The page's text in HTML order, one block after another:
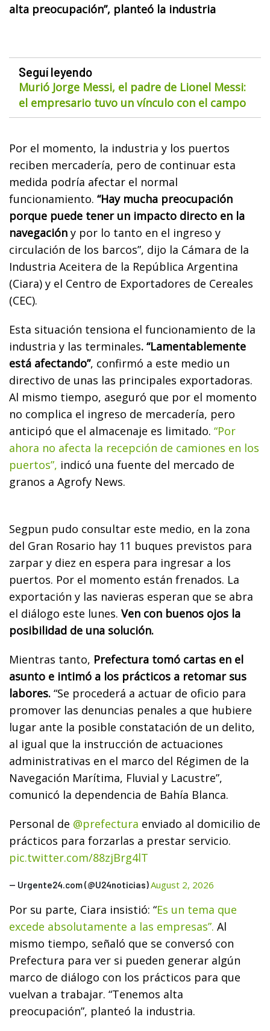
alta preocupación”, planteó la industria
Seguí leyendo
Murió Jorge Messi, el padre de Lionel Messi:
el empresario tuvo un vínculo con el campo
Por el momento, la industria y los puertos
reciben mercadería, pero de continuar esta
medida podría afectar el normal
funcionamiento. “Hay mucha preocupación
porque puede tener un impacto directo en la
navegación y por lo tanto en el ingreso y
circulación de los barcos”, dijo la Cámara de la
Industria Aceitera de la República Argentina
(Ciara) y el Centro de Exportadores de Cereales
(CEC).
Esta situación tensiona el funcionamiento de la
industria y las terminales. “Lamentablemente
está afectando”, confirmó a este medio un
directivo de unas las principales exportadoras.
Al mismo tiempo, aseguró que por el momento
no complica el ingreso de mercadería, pero
anticipó que el almacenaje es limitado. “Por
ahora no afecta la recepción de camiones en los
puertos”, indicó una fuente del mercado de
granos a Agrofy News.
Segpun pudo consultar este medio, en la zona
del Gran Rosario hay 11 buques previstos para
zarpar y diez en espera para ingresar a los
puertos. Por el momento están frenados. La
exportación y las navieras esperan que se abra
el diálogo este lunes. Ven con buenos ojos la
posibilidad de una solución.
Mientras tanto, Prefectura tomó cartas en el
asunto e intimó a los prácticos a retomar sus
labores. “Se procederá a actuar de oficio para
promover las denuncias penales a que hubiere
lugar ante la posible constatación de un delito,
al igual que la instrucción de actuaciones
administrativas en el marco del Régimen de la
Navegación Marítima, Fluvial y Lacustre”,
comunicó la dependencia de Bahía Blanca.
Personal de @prefectura enviado al domicilio de
prácticos para forzarlas a prestar servicio.
pic.twitter.com/88zjBrg4lT
— Urgente24.com (@U24noticias)August 2, 2026
Por su parte, Ciara insistió: “Es un tema que
excede absolutamente a las empresas”. Al
mismo tiempo, señaló que se conversó con
Prefectura para ver si pueden generar algún
marco de diálogo con los prácticos para que
vuelvan a trabajar. “Tenemos alta
preocupación”, planteó la industria.